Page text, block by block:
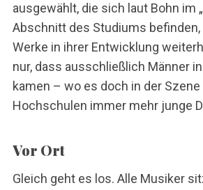
ausgewählt, die sich laut Bohn im
Abschnitt des Studiums befinden,
Werke in ihrer Entwicklung
nur, dass ausschließlich Männer
kamen – wo es doch in der Szene
Hochschulen immer mehr junge
Vor Ort
Gleich geht es los. Alle Musiker